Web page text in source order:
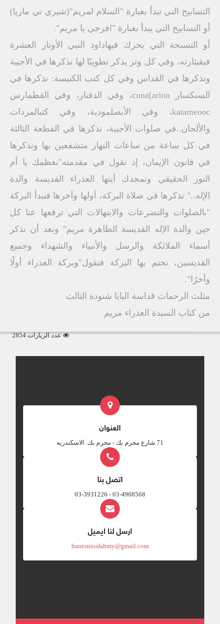
التسابيح التي تبدأ بعبارة "السلام لمريم"(شيري ني ماريا)
أو التسابيح التي يبدأ بعبارة "افرحي يا مريم".
أو التسبحة التي يحرك فيهاداود النبي الأوتار العشرة
فيقيثارته، وفي كل وتر يذكر تطويبًا لها نذكرها في الأجبية
ونذكرها في القداس وفي كل كتب الكنيسة: نذكرها في
السنكسار cuna[arion، وفي الدفنار، وفي القطمارس
katameooc، وفي الأبصلمودية، وفي كتبالمردات
والألحان..في صلوات الأجبية، نذكرها في القطعة الثالثة
في كل ساعة من ساعات النهار متشفعين بها ونذكرها
في قانون الإيمان، إذ نقول في مقدمته"نعظمك يا أم
النور الحقيقي ونمجدك أيتها العذراء القديسة والدة
الإله.." نذكرها في صلاة البركة، أولها وآخرها فنبدأ البركة
"بالصلوات والتضرعات والابتهالات التي ترفعها عنا كل
حين والدة الإله القديسة الطاهرة مريم" وبعد أن نذكر
أسماء الملائكة والرسل والأنبياء والشهداء وجميع
القديسين، نختم بها البركة فنقول"وبركة العذراء أولًا
وأخرًا".
مثلث الرحمات قداسة البابا شنودة الثالث
من كتاب السيدة العذراء مريم
عدد الزيارات 2854
العنوان
‎71 شارع محرم بك - محرم بك. الاسكندريه
اتصل بنا
03-4968568 - 03-3931226
ارسل لنا ايميل
frantoniosfahmy@gmail.com